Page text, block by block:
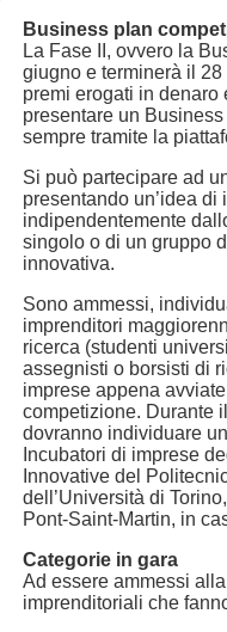
Business plan
La Fase II, ovvero la
giugno e terminerà il
premi erogati in denaro
presentare un
sempre tramite la
Si può partecipare ad
presentando un’idea
indipendentemente
singolo o di un gruppo
innovativa.
Sono ammessi,
imprenditori
ricerca (studenti
assegnisti o borsisti di
imprese appena
competizione. Durante
dovranno individuare
Incubatori di imprese
Innovative del
dell’Università di
Pont-Saint-Martin, in
Categorie in gara
Ad essere ammessi
imprenditoriali che